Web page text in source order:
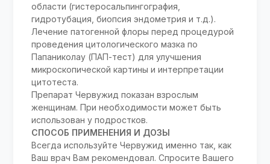
области (гистеросальпингография,
гидротубация, биопсия эндометрия и т.д.).
Лечение патогенной флоры перед процедурой
проведения цитологического мазка по
Папаниколау (ПАП-тест) для улучшения
микроскопической картины и интерпретации
цитотеста.
Препарат Червужид показан взрослым
женщинам. При необходимости может быть
использован у подростков.
СПОСОБ ПРИМЕНЕНИЯ И ДОЗЫ
Всегда используйте Червужид именно так, как
Ваш врач Вам рекомендовал. Спросите Вашего